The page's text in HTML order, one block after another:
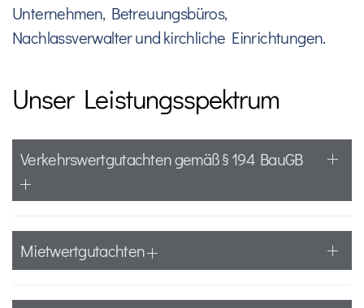
Unternehmen, Betreuungsbüros,
Nachlassverwalter und kirchliche Einrichtungen.
Unser Leistungsspektrum
Verkehrswertgutachten gemäß § 194 BauGB
Mietwertgutachten